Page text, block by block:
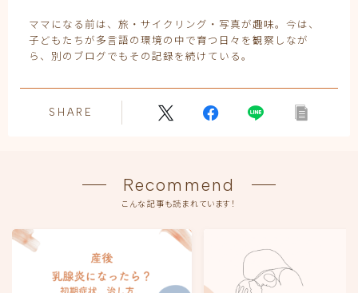
ママになる前は、旅・サイクリング・写真が趣味。今は、
子どもたちが多言語の環境の中で育つ日々を観察しなが
ら、別のブログでもその記録を続けている。
SHARE
Recommend
こんな記事も読まれています！